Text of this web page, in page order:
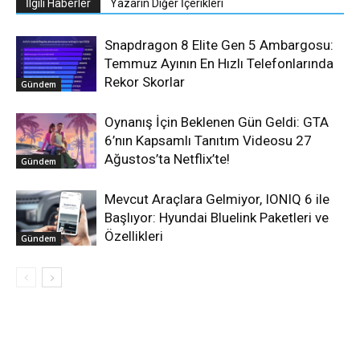
İlgili Haberler Yazarın Diğer İçerikleri
Gündem
Snapdragon 8 Elite Gen 5 Ambargosu:
Temmuz Ayının En Hızlı Telefonlarında
Rekor Skorlar
Gündem
Oynanış İçin Beklenen Gün Geldi: GTA
6’nın Kapsamlı Tanıtım Videosu 27
Ağustos’ta Netflix’te!
Gündem
Mevcut Araçlara Gelmiyor, IONIQ 6 ile
Başlıyor: Hyundai Bluelink Paketleri ve
Özellikleri